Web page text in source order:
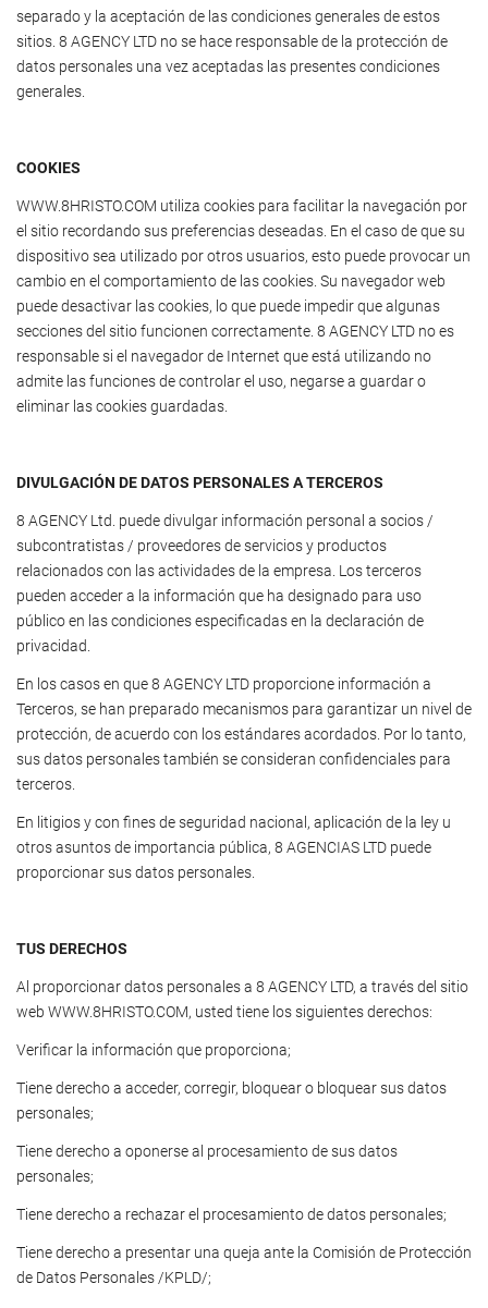
separado y la aceptación de las condiciones generales de estos
sitios. 8 AGENCY LTD no se hace responsable de la protección de
datos personales una vez aceptadas las presentes condiciones
generales.
COOKIES
WWW.8HRISTO.COM utiliza cookies para facilitar la navegación por
el sitio recordando sus preferencias deseadas. En el caso de que su
dispositivo sea utilizado por otros usuarios, esto puede provocar un
cambio en el comportamiento de las cookies. Su navegador web
puede desactivar las cookies, lo que puede impedir que algunas
secciones del sitio funcionen correctamente. 8 AGENCY LTD no es
responsable si el navegador de Internet que está utilizando no
admite las funciones de controlar el uso, negarse a guardar o
eliminar las cookies guardadas.
DIVULGACIÓN DE DATOS PERSONALES A TERCEROS
8 AGENCY Ltd. puede divulgar información personal a socios /
subcontratistas / proveedores de servicios y productos
relacionados con las actividades de la empresa. Los terceros
pueden acceder a la información que ha designado para uso
público en las condiciones especificadas en la declaración de
privacidad.
En los casos en que 8 AGENCY LTD proporcione información a
Terceros, se han preparado mecanismos para garantizar un nivel de
protección, de acuerdo con los estándares acordados. Por lo tanto,
sus datos personales también se consideran confidenciales para
terceros.
En litigios y con fines de seguridad nacional, aplicación de la ley u
otros asuntos de importancia pública, 8 AGENCIAS LTD puede
proporcionar sus datos personales.
TUS DERECHOS
Al proporcionar datos personales a 8 AGENCY LTD, a través del sitio
web WWW.8HRISTO.COM, usted tiene los siguientes derechos:
Verificar la información que proporciona;
Tiene derecho a acceder, corregir, bloquear o bloquear sus datos
personales;
Tiene derecho a oponerse al procesamiento de sus datos
personales;
Tiene derecho a rechazar el procesamiento de datos personales;
Tiene derecho a presentar una queja ante la Comisión de Protección
de Datos Personales /KPLD/;